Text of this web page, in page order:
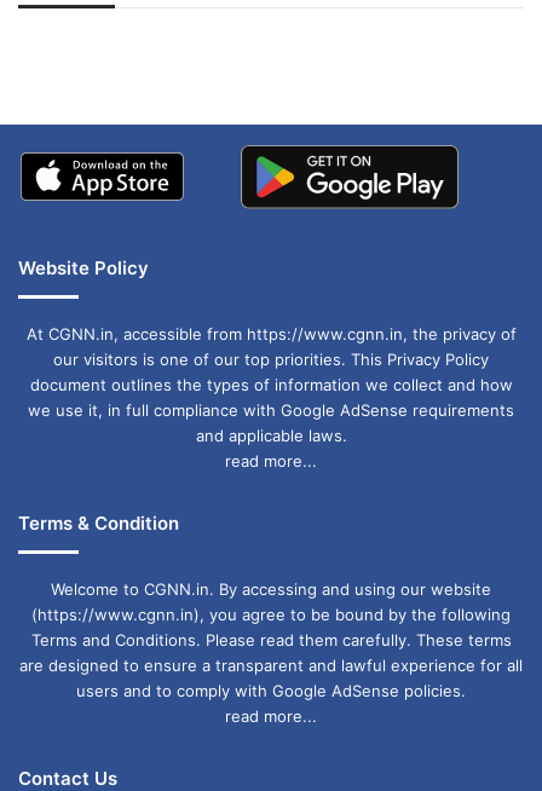
अपडेट
खाई में धक्का… आरोपियों ने
Website Policy
At CGNN.in, accessible from https://www.cgnn.in, the privacy of
our visitors is one of our top priorities. This Privacy Policy
document outlines the types of information we collect and how
we use it, in full compliance with Google AdSense requirements
and applicable laws.
read more...
Terms & Condition
Welcome to CGNN.in. By accessing and using our website
(https://www.cgnn.in), you agree to be bound by the following
Terms and Conditions. Please read them carefully. These terms
are designed to ensure a transparent and lawful experience for all
users and to comply with Google AdSense policies.
read more...
Contact Us